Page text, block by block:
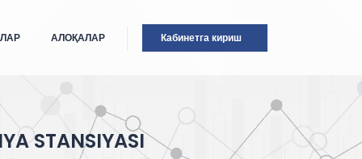
Кабинетга кириш
АЛОҚАЛАР
STANSIYASI